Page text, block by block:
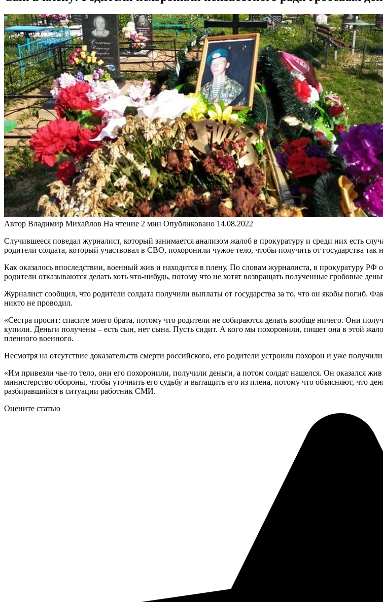
Автор Владимир Михайлов На чтение 2 мин Опубликовано 14.08.2022
Случившееся поведал журналист, который занимается анализом жалоб в прокуратуру и среди них есть
родители солдата, который участвовал в СВО, похоронили чужое тело, чтобы получить от государства
Как оказалось впоследствии, военный жив и находится в плену. По словам журналиста, в прокуратуру РФ
родители отказываются делать хоть что-нибудь, потому что не хотят возвращать полученные гробовые
Журналист сообщил, что родители солдата получили выплаты от государства за то, что он якобы погиб.
никто не проводил.
«Сестра просит: спасите моего брата, потому что родители не собираются делать вообще ничего. Они
купили. Деньги получены – есть сын, нет сына. Пусть сидит. А кого мы похоронили, пишет она в этой
пленного военного.
Несмотря на отсутствие доказательств смерти российского, его родители устроили похорон и уже
«Им привезли чье-то тело, они его похоронили, получили деньги, а потом солдат нашелся. Он оказался
министерство обороны, чтобы уточнить его судьбу и вытащить его из плена, потому что объясняют, что
разбиравшийся в ситуации работник СМИ.
Оцените статью